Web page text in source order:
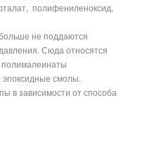
полифениленоксид,
не поддаются
Сюда относятся
полималеинаты
смолы.
в зависимости от способа